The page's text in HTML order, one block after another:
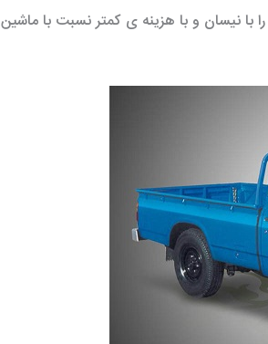
با نیسان و با هزینه ی کمتر نسبت با ماشین